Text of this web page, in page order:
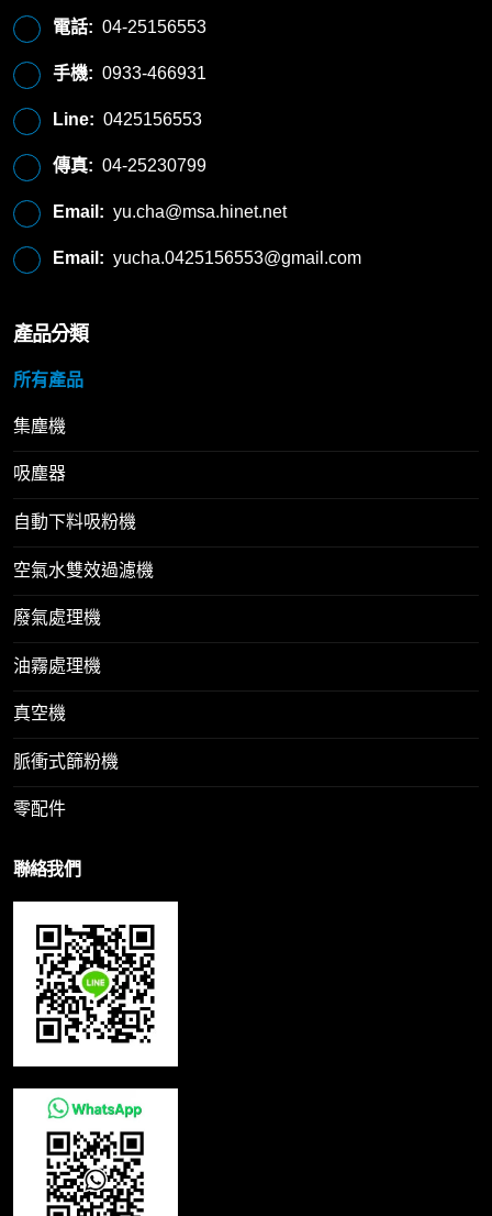
電話: 04-25156553
手機: 0933-466931
Line: 0425156553
傳真: 04-25230799
Email: yu.cha@msa.hinet.net
Email: yucha.0425156553@gmail.com
產品分類
所有產品
集塵機
吸塵器
自動下料吸粉機
空氣水雙效過濾機
廢氣處理機
油霧處理機
真空機
脈衝式篩粉機
零配件
聯絡我們